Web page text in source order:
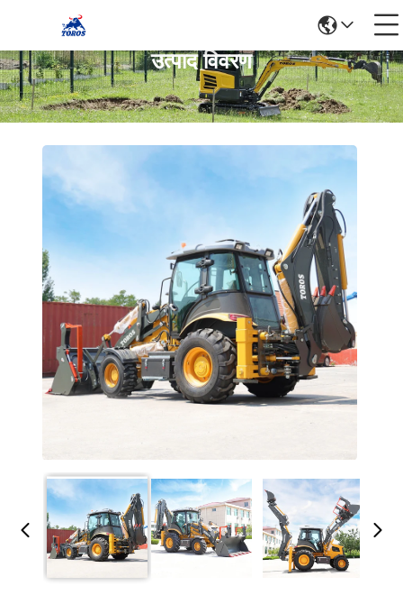
उत्पाद विवरण